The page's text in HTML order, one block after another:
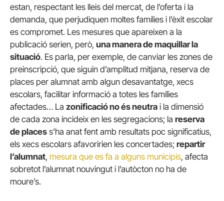
estan, respectant les lleis del mercat, de l’oferta i la
demanda, que perjudiquen moltes famílies i l’èxit escolar
es compromet. Les mesures que apareixen a la
publicació serien, però, una manera de maquillar la
situació. Es parla, per exemple, de canviar les zones de
preinscripció, que siguin d’amplitud mitjana, reserva de
places per alumnat amb algun desavantatge, xecs
escolars, facilitar informació a totes les famílies
afectades… La zonificació no és neutra i la dimensió
de cada zona incideix en les segregacions; la reserva
de places s’ha anat fent amb resultats poc significatius,
els xecs escolars afavoririen les concertades; repartir
l’alumnat, mesura que es fa a alguns municipis, afecta
sobretot l’alumnat nouvingut i l’autòcton no ha de
moure’s.